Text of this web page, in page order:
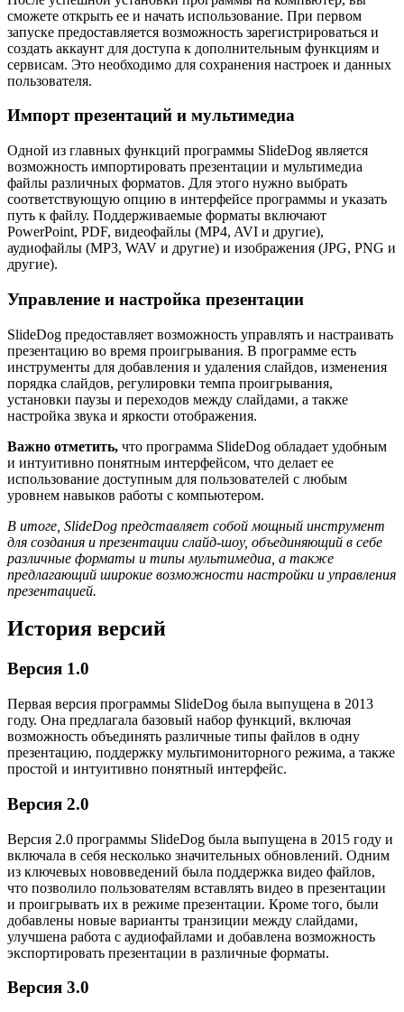
сможете открыть ее и начать использование. При первом
запуске предоставляется возможность зарегистрироваться и
создать аккаунт для доступа к дополнительным функциям и
сервисам. Это необходимо для сохранения настроек и данных
пользователя.
Импорт презентаций и мультимедиа
Одной из главных функций программы SlideDog является
возможность импортировать презентации и мультимедиа
файлы различных форматов. Для этого нужно выбрать
соответствующую опцию в интерфейсе программы и указать
путь к файлу. Поддерживаемые форматы включают
PowerPoint, PDF, видеофайлы (MP4, AVI и другие),
аудиофайлы (MP3, WAV и другие) и изображения (JPG, PNG и
другие).
Управление и настройка презентации
SlideDog предоставляет возможность управлять и настраивать
презентацию во время проигрывания. В программе есть
инструменты для добавления и удаления слайдов, изменения
порядка слайдов, регулировки темпа проигрывания,
установки паузы и переходов между слайдами, а также
настройка звука и яркости отображения.
Важно отметить, что программа SlideDog обладает удобным
и интуитивно понятным интерфейсом, что делает ее
использование доступным для пользователей с любым
уровнем навыков работы с компьютером.
В итоге, SlideDog представляет собой мощный инструмент
для создания и презентации слайд-шоу, объединяющий в себе
различные форматы и типы мультимедиа, а также
предлагающий широкие возможности настройки и управления
презентацией.
История версий
Версия 1.0
Первая версия программы SlideDog была выпущена в 2013
году. Она предлагала базовый набор функций, включая
возможность объединять различные типы файлов в одну
презентацию, поддержку мультимониторного режима, а также
простой и интуитивно понятный интерфейс.
Версия 2.0
Версия 2.0 программы SlideDog была выпущена в 2015 году и
включала в себя несколько значительных обновлений. Одним
из ключевых нововведений была поддержка видео файлов,
что позволило пользователям вставлять видео в презентации
и проигрывать их в режиме презентации. Кроме того, были
добавлены новые варианты транзиции между слайдами,
улучшена работа с аудиофайлами и добавлена возможность
экспортировать презентации в различные форматы.
Версия 3.0